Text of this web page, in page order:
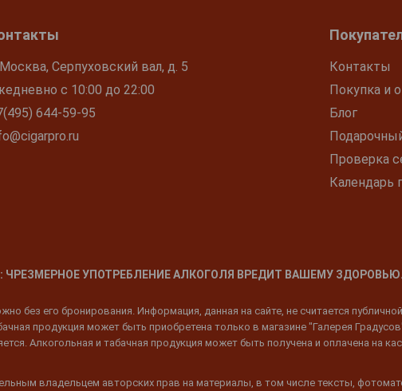
Москва, Серпуховский вал, д. 5
с 10:00 до 22:00
644-59-95
Контакты
Покупка и
Блог
Проверка
Календарь
ЧРЕЗМЕРНОЕ УПОТРЕБЛЕНИЕ АЛКОГОЛЯ ВРЕДИТ ВАШЕМУ
без его бронирования. Информация, данная на сайте, не считается
продукция может быть приобретена только в магазине "Галерея
Алкогольная и табачная продукция может быть получена и оплачена на
владельцем авторских прав на материалы, в том числе тексты,